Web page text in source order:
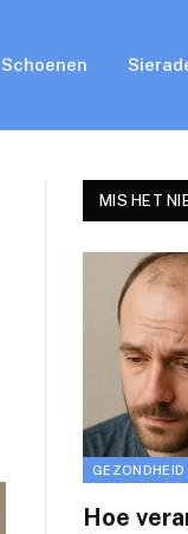
Schoenen
MIS HET
GEZONDHEID
Hoe